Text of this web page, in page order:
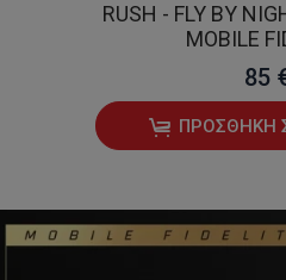
RUSH - FLY BY
MOBILE
85
ΠΡΟΣΘΉΚΗ